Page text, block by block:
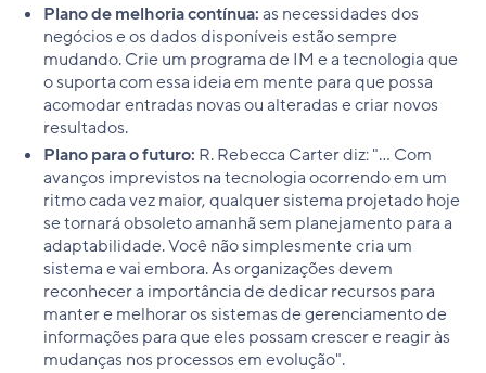
Plano de melhoria contínua:as necessidades dos
negócios e os dados disponíveis estão sempre
mudando. Crie um programa de IM e a tecnologia que
o suporta com essa ideia em mente para que possa
acomodar entradas novas ou alteradas e criar novos
resultados.
Plano para o futuro: R. Rebecca Carter diz: "... Com
avanços imprevistos na tecnologia ocorrendo em um
ritmo cada vez maior, qualquer sistema projetado hoje
se tornará obsoleto amanhã sem planejamento para a
adaptabilidade. Você não simplesmente cria um
sistema e vai embora. As organizações devem
reconhecer a importância de dedicar recursos para
manter e melhorar os sistemas de gerenciamento de
informações para que eles possam crescer e reagir às
mudanças nos processos em evolução".